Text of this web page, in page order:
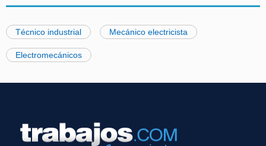
Técnico industrial Mecánico electricista
Electromecánicos